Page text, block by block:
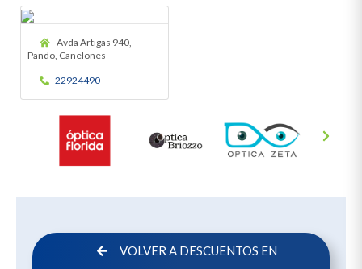
Avda Artigas 940,
Pando, Canelones
22924490
VOLVER A DESCUENTOS EN